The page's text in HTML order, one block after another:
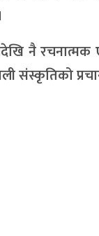
नै रचनात्मक
संस्कृतिको